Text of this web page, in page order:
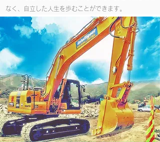
なく、自立した人生を歩むことができます。